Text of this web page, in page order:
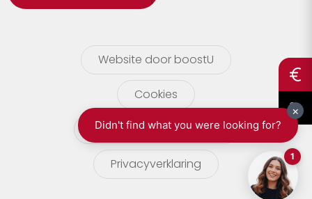
Zoersel
Website door boostU
Cookies
gebruikersvoorwaarden
Privacyverklaring